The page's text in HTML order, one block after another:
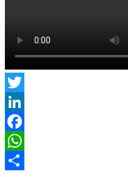
Twitter
LinkedIn
Facebook
WhatsApp